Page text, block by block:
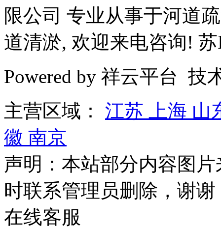
限公司 专业从事于河道
道清淤, 欢迎来电咨询!
Powered by 祥云平台 技
主营区域： 江苏 上海 山
徽 南京
声明：本站部分内容图
时联系管理员删除，谢谢
在线客服